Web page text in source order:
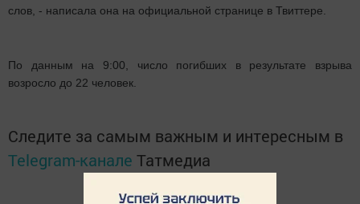
слов, - написала она на официальной странице в Твиттере.
По данным на 9:00, число погибших в результате взрыва
возросло до 22 человек.
Следите за самым важным и интересным в
Telegram-канале Татмедиа